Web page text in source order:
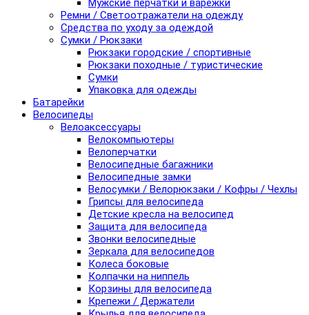
Мужские перчатки и варежки
Ремни / Светоотражатели на одежду
Средства по уходу за одеждой
Сумки / Рюкзаки
Рюкзаки городские / спортивные
Рюкзаки походные / туристические
Сумки
Упаковка для одежды
Батарейки
Велосипеды
Велоаксессуары
Велокомпьютеры
Велоперчатки
Велосипедные багажники
Велосипедные замки
Велосумки / Велорюкзаки / Кофры / Чехлы
Грипсы для велосипеда
Детские кресла на велосипед
Защита для велосипеда
Звонки велосипедные
Зеркала для велосипедов
Колеса боковые
Колпачки на ниппель
Корзины для велосипеда
Крепежи / Держатели